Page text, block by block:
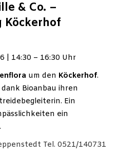
& Co. –
Köckerhof
| 14:30 – 16:30 Uhr
um den Köckerhof.
Bio­anbau ihren
Ein
ein
Tel. 0521/140731